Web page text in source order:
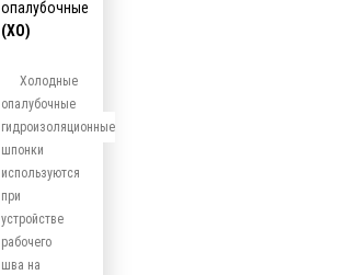
опалубочные
(ХО)
Холодные
опалубочные
гидроизоляционные
шпонки
используются
при
устройстве
рабочего
шва на